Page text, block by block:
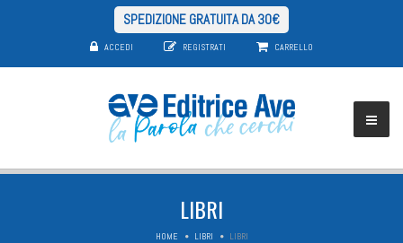
SPEDIZIONE GRATUITA DA 30€
ACCEDI REGISTRATI CARRELLO
LIBRI
HOME LIBRI LIBRI